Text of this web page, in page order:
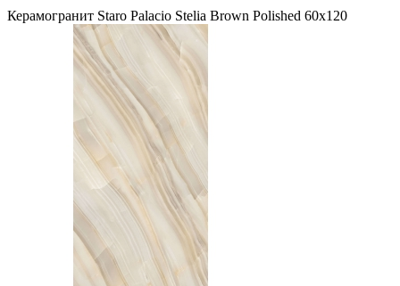
Керамогранит Staro Palacio Stelia Brown Polished 60x120